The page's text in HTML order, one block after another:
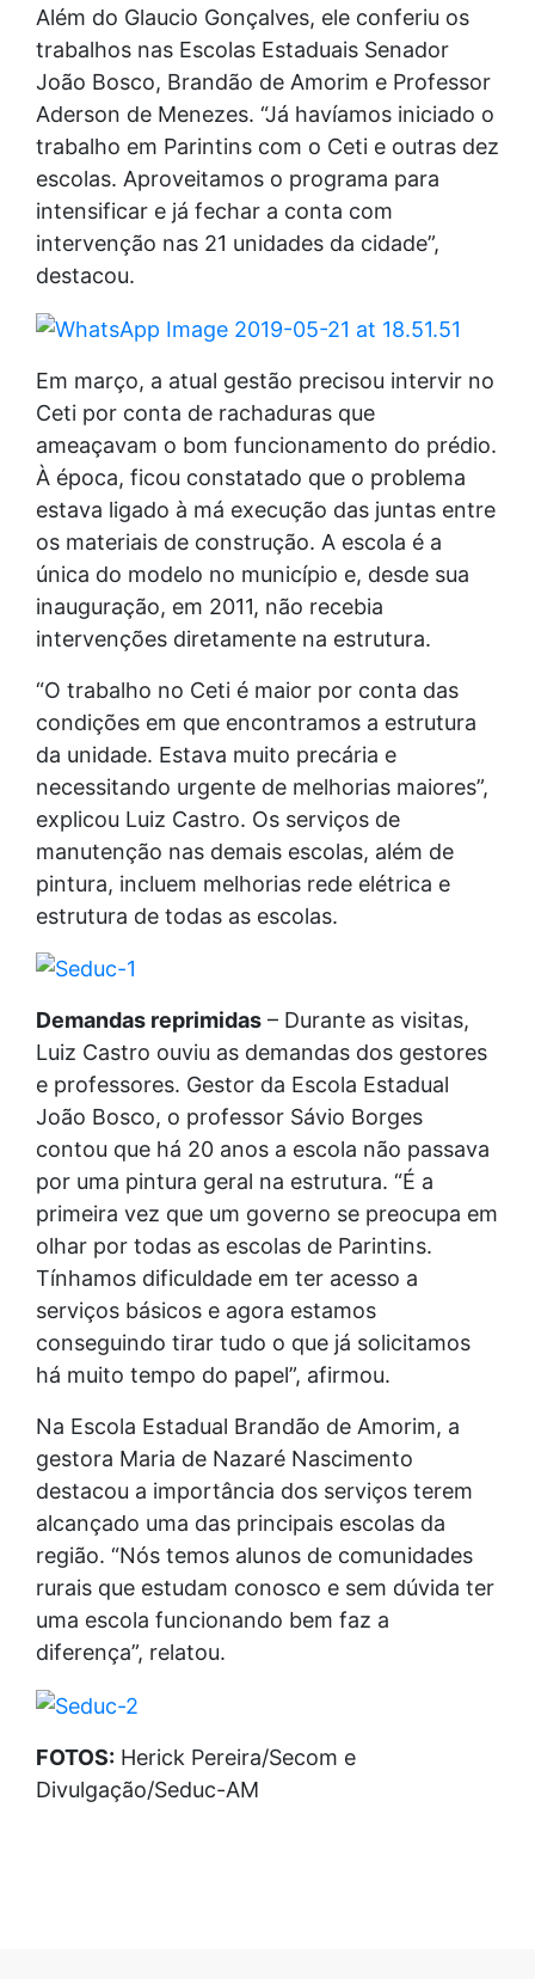
Além do Glaucio Gonçalves, ele conferiu os
trabalhos nas Escolas Estaduais Senador
João Bosco, Brandão de Amorim e Professor
Aderson de Menezes. “Já havíamos iniciado o
trabalho em Parintins com o Ceti e outras dez
escolas. Aproveitamos o programa para
intensificar e já fechar a conta com
intervenção nas 21 unidades da cidade”,
destacou.
Em março, a atual gestão precisou intervir no
Ceti por conta de rachaduras que
ameaçavam o bom funcionamento do prédio.
À época, ficou constatado que o problema
estava ligado à má execução das juntas entre
os materiais de construção. A escola é a
única do modelo no município e, desde sua
inauguração, em 2011, não recebia
intervenções diretamente na estrutura.
“O trabalho no Ceti é maior por conta das
condições em que encontramos a estrutura
da unidade. Estava muito precária e
necessitando urgente de melhorias maiores”,
explicou Luiz Castro. Os serviços de
manutenção nas demais escolas, além de
pintura, incluem melhorias rede elétrica e
estrutura de todas as escolas.
Demandas reprimidas – Durante as visitas,
Luiz Castro ouviu as demandas dos gestores
e professores. Gestor da Escola Estadual
João Bosco, o professor Sávio Borges
contou que há 20 anos a escola não passava
por uma pintura geral na estrutura. “É a
primeira vez que um governo se preocupa em
olhar por todas as escolas de Parintins.
Tínhamos dificuldade em ter acesso a
serviços básicos e agora estamos
conseguindo tirar tudo o que já solicitamos
há muito tempo do papel”, afirmou.
Na Escola Estadual Brandão de Amorim, a
gestora Maria de Nazaré Nascimento
destacou a importância dos serviços terem
alcançado uma das principais escolas da
região. “Nós temos alunos de comunidades
rurais que estudam conosco e sem dúvida ter
uma escola funcionando bem faz a
diferença”, relatou.
FOTOS: Herick Pereira/Secom e
Divulgação/Seduc-AM